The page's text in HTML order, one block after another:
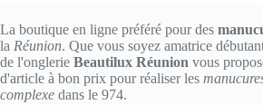
La boutique en ligne préféré pour des
la Réunion. Que vous soyez amatrice
de l'onglerie Beautilux Réunion vous
d'article à bon prix pour réaliser les
complexe dans le 974.